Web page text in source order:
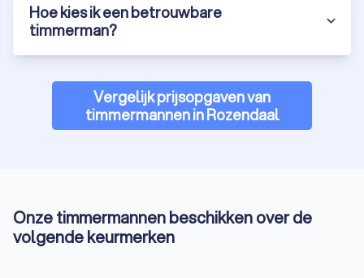
Hoe kies ik een betrouwbare
timmerman?
Vergelijk prijsopgaven van
timmermannen in Rozendaal
Onze timmermannen beschikken over de
volgende keurmerken